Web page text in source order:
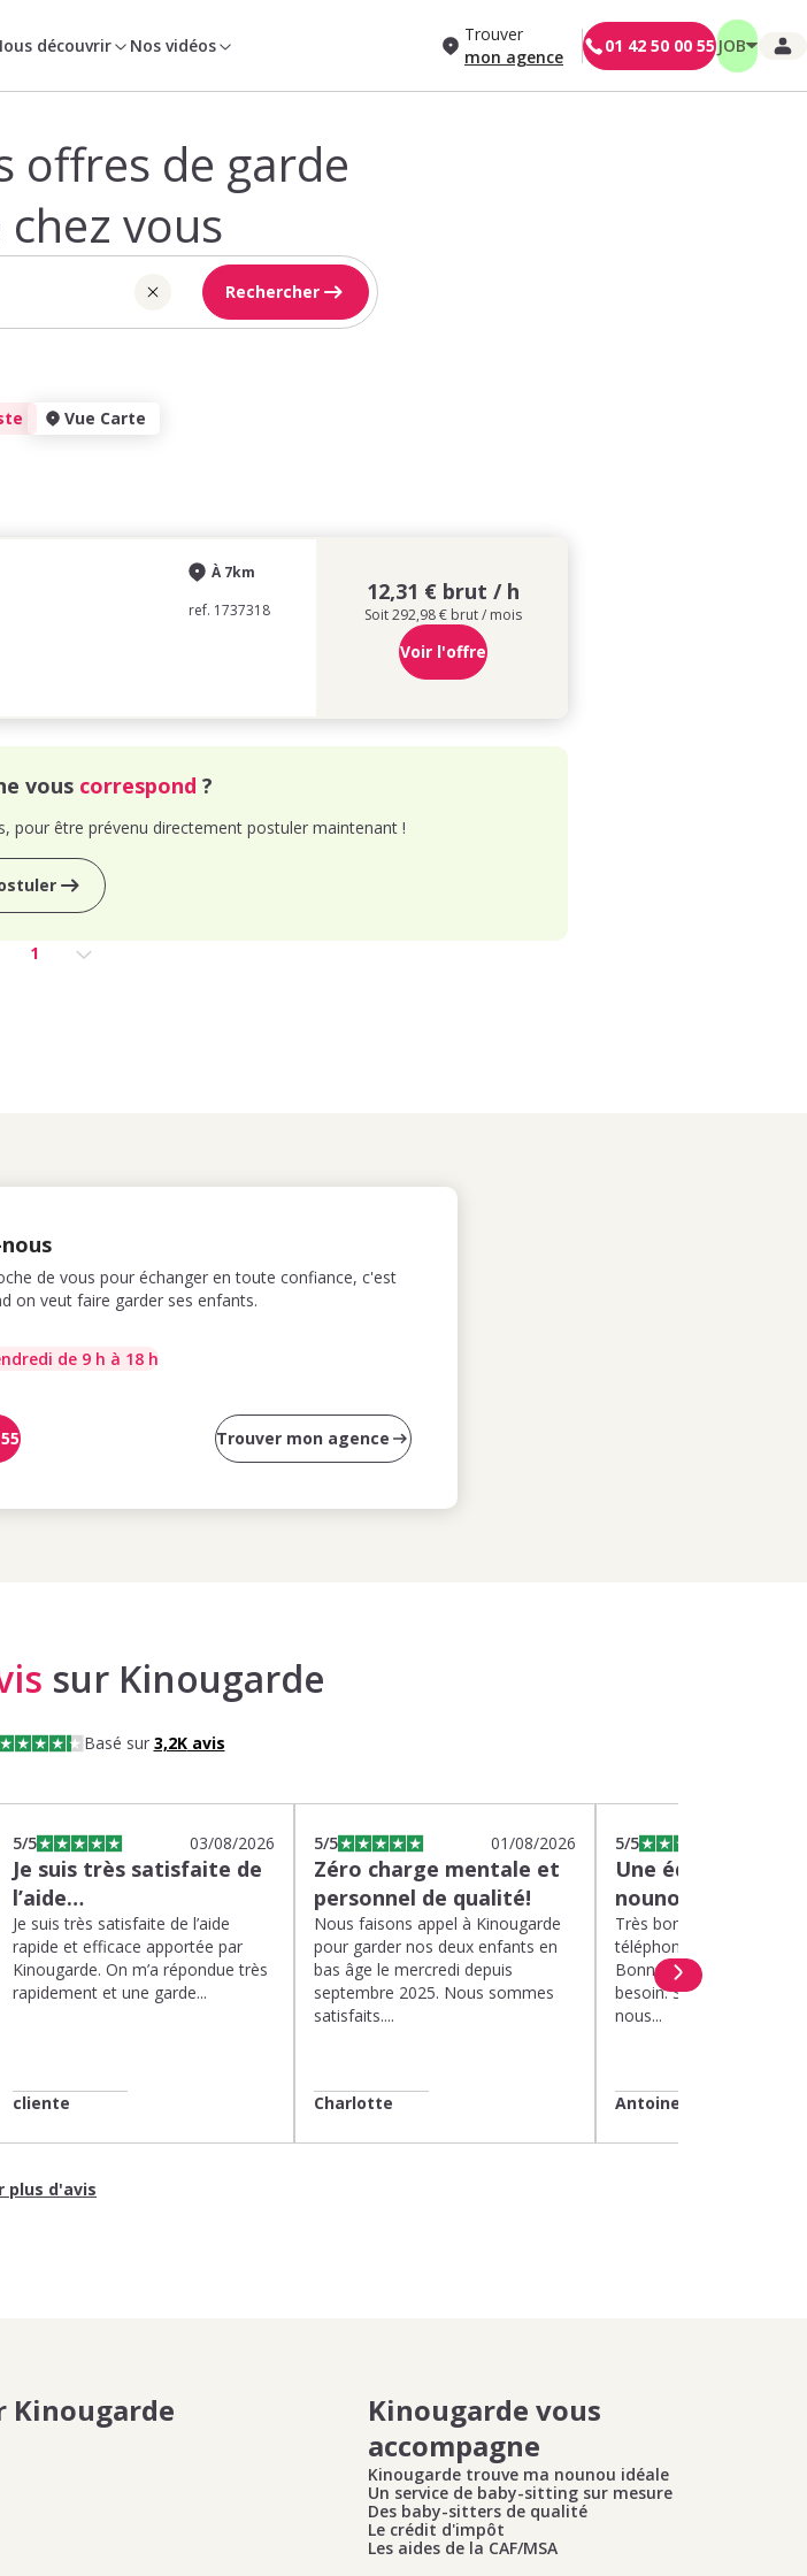
découvrir Nos vidéos
Trouver
mon agence
01 42 50 00 55 JOB
offres de garde
vous
Rechercher
Vue Carte
À 7km
ref. 1737318
12,31 € brut / h
Soit 292,98 € brut / mois
Voir l'offre
vous correspond ?
pour être prévenu directement postuler maintenant !
1
de vous pour échanger en toute confiance, c'est
on veut faire garder ses enfants.
de 9 h à 18 h
Trouver mon agence
sur Kinougarde
Basé sur 3,2Kavis
5/5 03/08/2026
Je suis très satisfaite de
l’aide…
Je suis très satisfaite de l’aide
rapide et efficace apportée par
Kinougarde. On m’a répondue très
rapidement et une garde...
cliente
5/5 01/08/2026
Zéro charge mentale et
personnel de qualité!
Nous faisons appel à Kinougarde
pour garder nos deux enfants en
bas âge le mercredi depuis
septembre 2025. Nous sommes
satisfaits....
Charlotte
5/5
Une équipe
nounou parfaite!
Très bons interlocuteurs
téléphone. Rapidité.
Bonne compréhension
besoin. Soucis du détail.
nous...
Antoine
plus d'avis
Kinougarde
Kinougarde vous
accompagne
Kinougarde trouve ma nounou idéale
Un service de baby-sitting sur mesure
Des baby-sitters de qualité
Le crédit d'impôt
Les aides de la CAF/MSA